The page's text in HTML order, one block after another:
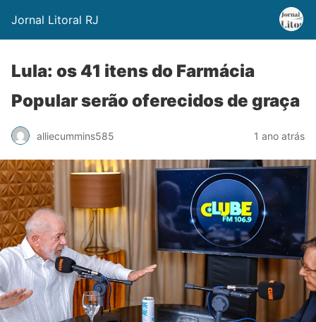
Jornal Litoral RJ
Lula: os 41 itens do Farmácia
Popular serão oferecidos de graça
alliecummins585 1 ano atrás